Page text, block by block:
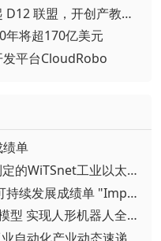
▪ 重磅官宣！汇川技术联合发起 D12 联盟，开创产教融合新范式
年将超170亿美元
发平台CloudRobo
绩单
▪ 性能提升5至10倍 我国牵头制定的WiTSnet工业以太网国际标准正式发布
▪ 施耐德电气发布2026上半年可持续发展成绩单 "Impact 2030"路线图开局稳健
▪ 谷歌发布Gemini Robotics 2模型 实现人形机器人全身智能控制突破